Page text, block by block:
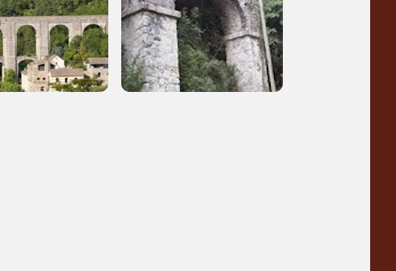
-25%
Pinacoteca
Agnelli
Torino